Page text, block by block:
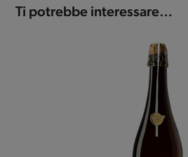
Ti potrebbe interessare…